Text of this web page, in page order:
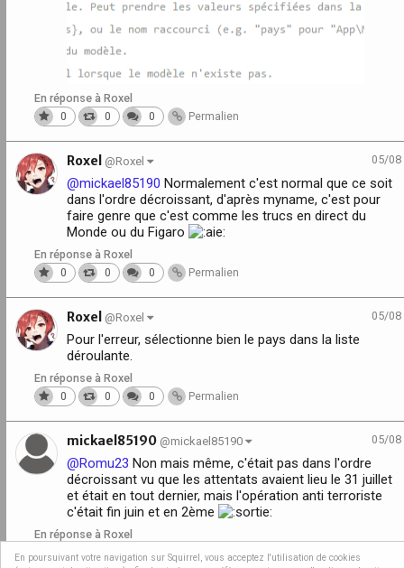
En poursuivant votre navigation sur Squirrel, vous acceptez l'utilisation de cookies
En réponse à Roxel
0
0 0 Permalien
05/08
Roxel @Roxel
@mickael85190 Normalement c'est normal que ce soit
dans l'ordre décroissant, d'après myname, c'est pour
faire genre que c'est comme les trucs en direct du
Monde ou du Figaro
En réponse à Roxel
0
0 0 Permalien
05/08
Roxel @Roxel
Pour l'erreur, sélectionne bien le pays dans la liste
déroulante.
En réponse à Roxel
0
0 0 Permalien
05/08
mickael85190 @mickael85190
@Romu23 Non mais même, c'était pas dans l'ordre
décroissant vu que les attentats avaient lieu le 31 juillet
et était en tout dernier, mais l'opération anti terroriste
c'était fin juin et en 2ème
En réponse à Roxel
0
0 0 Permalien